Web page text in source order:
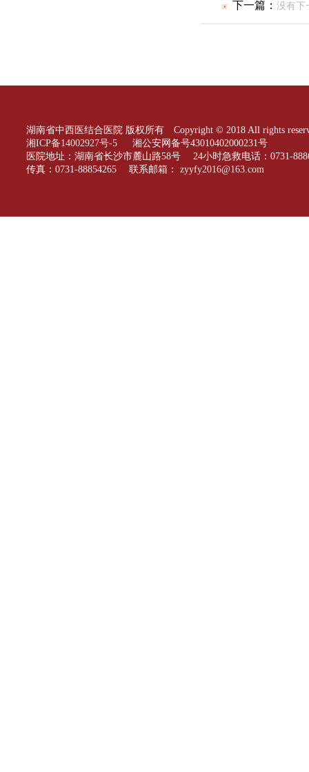
下一篇： 没有下
湖南省中西医结合医院 版权所有 Copyright © 2018 All rights
湘ICP备14002927号-5
湘公安网备号43010402000231号
医院地址：湖南省长沙市麓山路58号 24小时急救电话：0731-
传真：0731-88854265 联系邮箱： zyyfy2016@163.com